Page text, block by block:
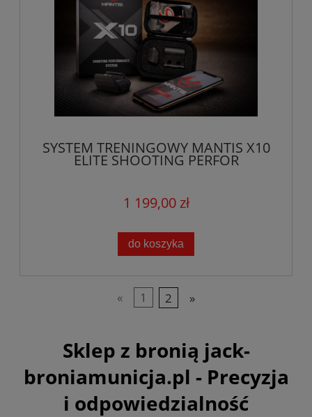
SYSTEM TRENINGOWY MANTIS X10
ELITE SHOOTING PERFOR
1 199,00 zł
do koszyka
« 1 2 »
Sklep z bronią jack-
broniamunicja.pl - Precyzja
i odpowiedzialność